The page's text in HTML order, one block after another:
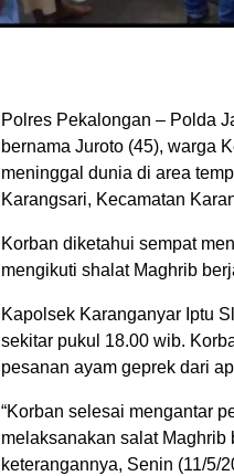
Polres Pekalongan – Polda
bernama Juroto (45), warga
meninggal dunia di area
Karangsari, Kecamatan
Korban diketahui sempat
mengikuti shalat Maghrib
Kapolsek Karanganyar Iptu
sekitar pukul 18.00 wib.
pesanan ayam geprek dari
“Korban selesai mengantar
melaksanakan salat Maghrib
keterangannya, Senin (11/5/